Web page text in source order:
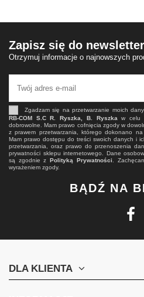
Zapisz się do
Otrzymuj informacje o najnowszych
Zgadzam się na przetwarzanie moich
RB-COM S.C R. Ryszka, B. Ryszka w celu
dobrowolne. Mam prawo cofnięcia zgody w
z prawem przetwarzania, którego dokonano
Mam prawo dostępu do treści swoich danych i
przetwarzania, oraz prawo do przenoszenia
prywatności sklepu internetowego. Dane
są zgodnie zPolityką Prywatności .
wyrażeniem zgody.
BĄDŹ NA
DLA KLIENTA